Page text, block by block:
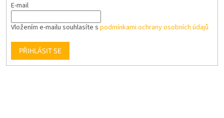
E-mail
Vložením e-mailu souhlasíte s podmínkami ochrany osobních údajů
PŘIHLÁSIT SE